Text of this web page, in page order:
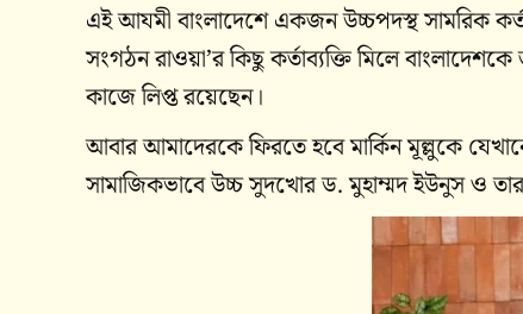
এই আযমী বাংলাদেশে একজন উচ্চপদস্থ সামরিক কর্তা
সংগঠন রাওয়া’র কিছু কর্তাব্যক্তি মিলে
কাজে লিপ্ত রয়েছেন।
আবার আমাদেরকে ফিরতে হবে মার্কিন মূল্লুকে
সামাজিকভাবে উচ্চ সুদখোর ড. মুহাম্মদ ইউনুস ও তার